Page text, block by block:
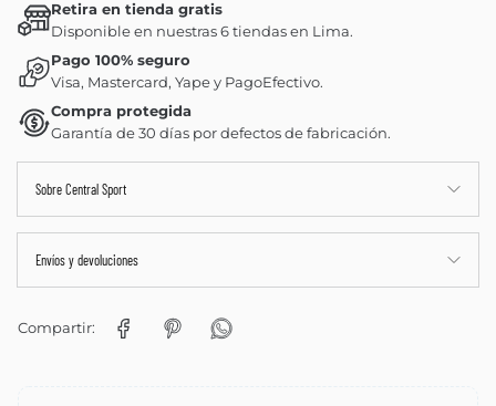
Retira en tienda gratis
Disponible en nuestras 6 tiendas en Lima.
Pago 100% seguro
Visa, Mastercard, Yape y PagoEfectivo.
Compra protegida
Garantía de 30 días por defectos de fabricación.
Sobre Central Sport
Envíos y devoluciones
Compartir: